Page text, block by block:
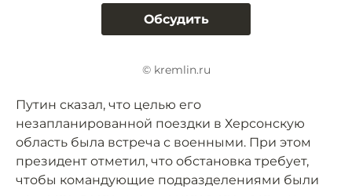
Обсудить
© kremlin.ru
Путин сказал, что целью его
незапланированной поездки в Херсонскую
область была встреча с военными. При этом
президент отметил, что обстановка требует,
чтобы командующие подразделениями были